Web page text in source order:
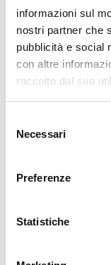
informazioni sul
nostri partner che
pubblicità e social
con altre
raccolto dal suo
delNecessari
Preferenze
Statistiche
Regalgrid
SNOCU
User Manual
SNOCU